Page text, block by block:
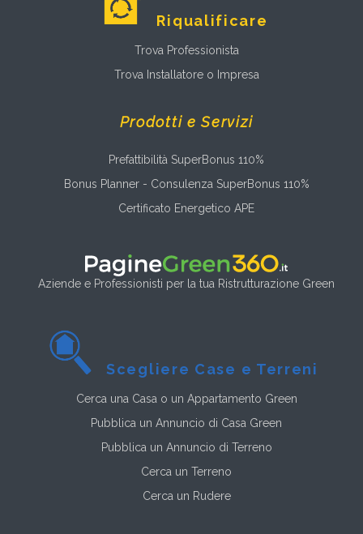
Riqualificare
Trova Professionista
Trova Installatore o Impresa
Prodotti e Servizi
Prefattibilità SuperBonus 110%
Bonus Planner - Consulenza SuperBonus 110%
Certificato Energetico APE
Aziende e Professionisti per la tua Ristrutturazione Green
Scegliere Case e Terreni
Cerca una Casa o un Appartamento Green
Pubblica un Annuncio di Casa Green
Pubblica un Annuncio di Terreno
Cerca un Terreno
Cerca un Rudere